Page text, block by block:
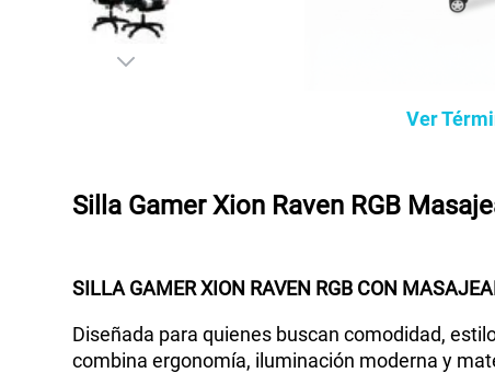
Ver
Silla Gamer Xion Raven RGB
SILLA GAMER XION RAVEN RGB CON
Diseñada para quienes buscan comodidad,
combina ergonomía, iluminación moderna y